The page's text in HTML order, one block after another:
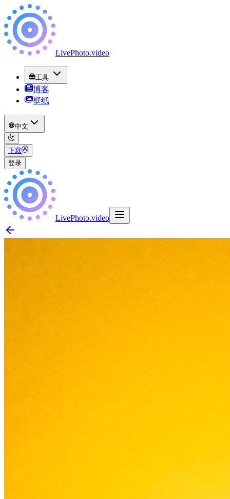
LivePhoto.video
工具
博客
壁纸
中文
下载
登录
LivePhoto.video